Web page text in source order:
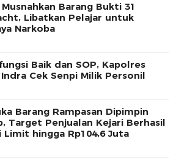
Barang Bukti 31
Libatkan Pelajar untuk
Narkoba
Baik dan SOP, Kapolres
Cek Senpi Milik Personil
Barang Rampasan Dipimpin
Target Penjualan Kejari Berhasil
Limit hingga Rp104,6 Juta